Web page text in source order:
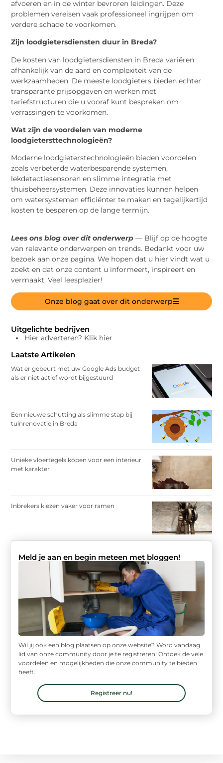
afvoeren en in de winter bevroren leidingen. Deze
problemen vereisen vaak professioneel ingrijpen om
verdere schade te voorkomen.
Zijn loodgietersdiensten duur in Breda?
De kosten van loodgietersdiensten in Breda variëren
afhankelijk van de aard en complexiteit van de
werkzaamheden. De meeste loodgieters bieden echter
transparante prijsopgaven en werken met
tariefstructuren die u vooraf kunt bespreken om
verrassingen te voorkomen.
Wat zijn de voordelen van moderne
loodgietersttechnologieën?
Moderne loodgieterstechnologieën bieden voordelen
zoals verbeterde waterbesparende systemen,
lekdetectiesensoren en slimme integratie met
thuisbeheersystemen. Deze innovaties kunnen helpen
om watersystemen efficiënter te maken en tegelijkertijd
kosten te besparen op de lange termijn.
Lees ons blog over dit onderwerp— Blijf op de hoogte
van relevante onderwerpen en trends. Bedankt voor uw
bezoek aan onze pagina. We hopen dat u hier vindt wat u
zoekt en dat onze content u informeert, inspireert en
vermaakt. Veel leesplezier!
Onze blog gaat over dit onderwerp
Uitgelichte bedrijven
Hier adverteren? Klik hier
Laatste Artikelen
Wat er gebeurt met uw Google Ads budget
als er niet actief wordt bijgestuurd
Een nieuwe schutting als slimme stap bij
tuinrenovatie in Breda
Unieke vloertegels kopen voor een interieur
met karakter
Inbrekers kiezen vaker voor ramen
Meld je aan en begin meteen met bloggen!
Wil jij ook een blog plaatsen op onze website? Word vandaag
lid van onze community door je te registreren! Ontdek de vele
voordelen en mogelijkheden die onze community te bieden
heeft.
Registreer nu!